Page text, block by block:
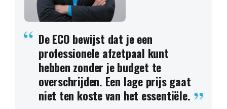
De ECO bewijst dat je een
professionele afzetpaal kunt
hebben zonder je budget te
overschrijden. Een lage prijs gaat
niet ten koste van het essentiële.